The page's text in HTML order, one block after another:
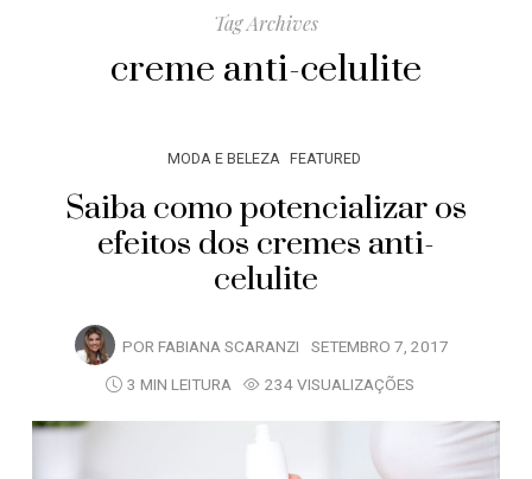
Tag Archives
creme anti-celulite
MODA E BELEZA FEATURED
Saiba como potencializar os
efeitos dos cremes anti-
celulite
POR FABIANA SCARANZI SETEMBRO 7, 2017
3 MIN LEITURA
234 VISUALIZAÇÕES